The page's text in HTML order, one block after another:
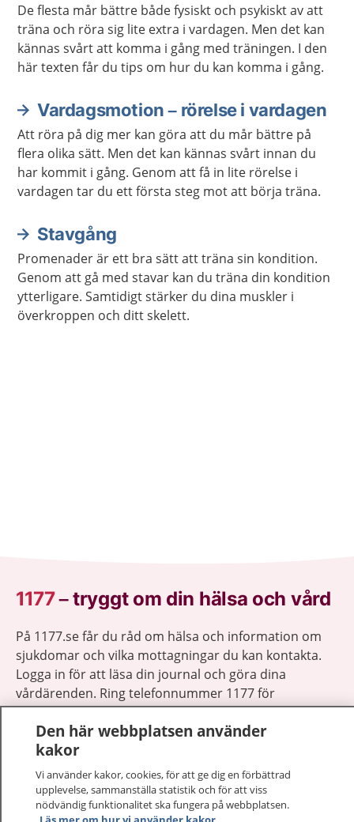
De flesta mår bättre både fysiskt och psykiskt av att
träna och röra sig lite extra i vardagen. Men det kan
kännas svårt att komma i gång med träningen. I den
här texten får du tips om hur du kan komma i gång.
Vardagsmotion – rörelse i vardagen
Att röra på dig mer kan göra att du mår bättre på
flera olika sätt. Men det kan kännas svårt innan du
har kommit i gång. Genom att få in lite rörelse i
vardagen tar du ett första steg mot att börja träna.
Stavgång
Promenader är ett bra sätt att träna sin kondition.
Genom att gå med stavar kan du träna din kondition
ytterligare. Samtidigt stärker du dina muskler i
överkroppen och ditt skelett.
1177–tryggt om din hälsa och vård
På 1177.se får du råd om hälsa och information om
sjukdomar och vilka mottagningar du kan kontakta.
Logga in för att läsa din journal och göra dina
vårdärenden. Ring telefonnummer 1177 för
sjukvårdsrådgivning dygnet runt.
1177 ger dig råd när du vill må bättre.
Den här webbplatsen använder
kakor
Vi använder kakor, cookies, för att ge dig en förbättrad
upplevelse, sammanställa statistik och för att viss
nödvändig funktionalitet ska fungera på webbplatsen.